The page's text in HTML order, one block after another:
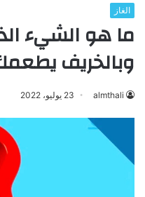
الغاز
ما هو الشيء
وبالخريف
almthali 23 يوليو، 2022